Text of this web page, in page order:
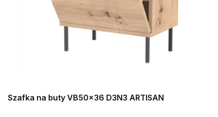
Szafka na buty VB50x36 D3N3 ARTISAN